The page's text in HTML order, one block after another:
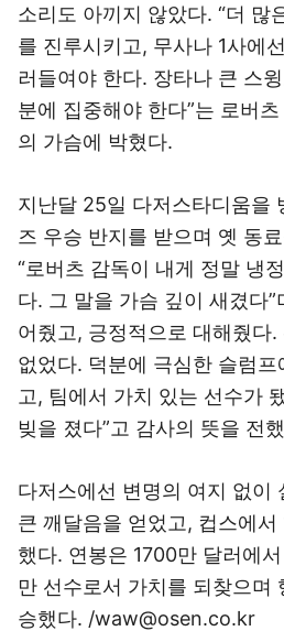
소리도 아끼지 않았다. “더 많
를 진루시키고, 무사나 1사에
러들여야 한다. 장타나 큰 스
분에 집중해야 한다”는 로버
의 가슴에 박혔다.
지난달 25일 다저스타디움을
즈 우승 반지를 받으며 옛 동
“로버츠 감독이 내게 정말 냉
다. 그 말을 가슴 깊이 새겼다”
어줬고, 긍정적으로 대해줬다
없었다. 덕분에 극심한 슬럼
고, 팀에서 가치 있는 선수가
빚을 졌다”고 감사의 뜻을 전
다저스에선 변명의 여지 없이
큰 깨달음을 얻었고, 컵스에
했다. 연봉은 1700만 달러에
만 선수로서 가치를 되찾으며
승했다. /waw@osen.co.kr